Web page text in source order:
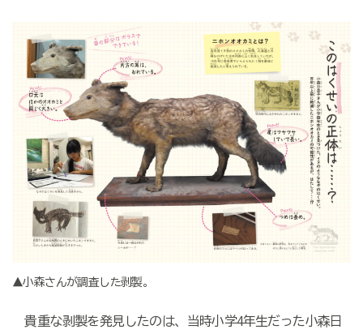
▲小森さんが調査した剥製。
貴重な剥製を発見したのは、当時小学4年生だった小森日